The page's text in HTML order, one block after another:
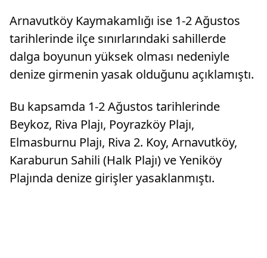
Arnavutköy Kaymakamlığı ise 1-2 Ağustos
tarihlerinde ilçe sınırlarındaki sahillerde
dalga boyunun yüksek olması nedeniyle
denize girmenin yasak olduğunu açıklamıştı.
Bu kapsamda 1-2 Ağustos tarihlerinde
Beykoz, Riva Plajı, Poyrazköy Plajı,
Elmasburnu Plajı, Riva 2. Koy, Arnavutköy,
Karaburun Sahili (Halk Plajı) ve Yeniköy
Plajında denize girişler yasaklanmıştı.